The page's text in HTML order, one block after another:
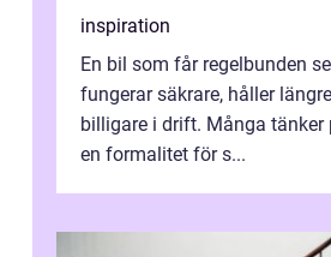
inspiration
En bil som får regelbunden
fungerar säkrare, håller
billigare i drift. Många tänker
en formalitet för s...